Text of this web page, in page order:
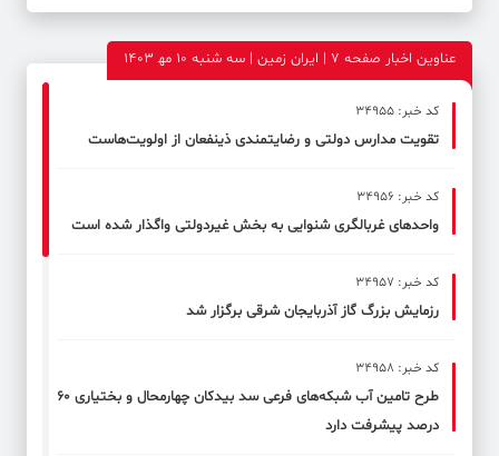
عناوین اخبار صفحه ۷ | ایران زمین | سه شنبه 10 مه‍ 1403
کد خبر: 34955
تقویت مدارس دولتی و رضایتمندی ذینفعان از اولویت‌هاست
کد خبر: 34956
واحدهای غربالگری شنوایی به بخش غیردولتی واگذار شده است
کد خبر: 34957
رزمایش بزرگ گاز آذربایجان شرقی برگزار شد
کد خبر: 34958
طرح تامین آب شبکه‌های فرعی سد بیدکان چهارمحال و بختیاری ۶۰
درصد پیشرفت دارد